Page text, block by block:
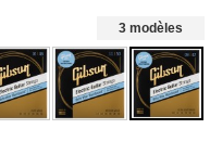
3 modèles